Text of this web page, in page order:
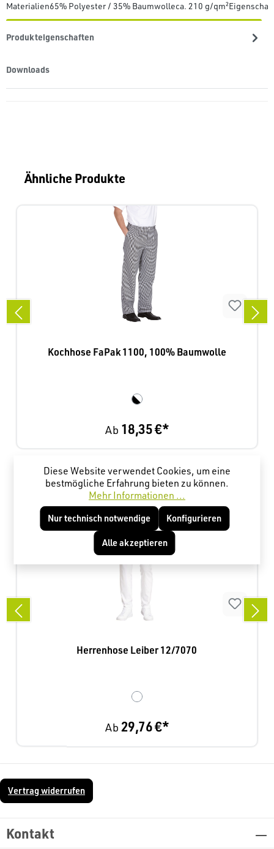
Materialien65% Polyester / 35% Baumwolleca. 210 g/
Produkteigenschaften
Downloads
Produktgalerie überspringen
Ähnliche Produkte
Kochhose FaPak 1100, 100% Baumwolle
Ab 18,35 €*
Produktgalerie überspringen
Kunden haben sich ebenfalls angesehen
Herrenhose Leiber 12/7070
Ab 29,76 €*
Vertrag widerrufen
Kontakt
Diese Website verwendet Cookies, um eine
bestmögliche Erfahrung bieten zu können.
Mehr Informationen ...
Nur technisch notwendige Konfigurieren
Alle akzeptieren